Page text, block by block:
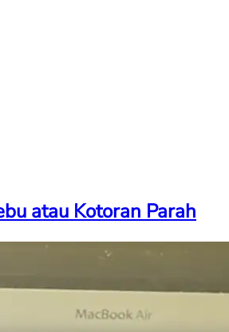
atau Kotoran Parah